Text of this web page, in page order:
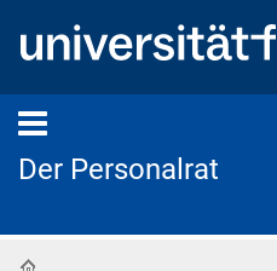
Der Personalrat